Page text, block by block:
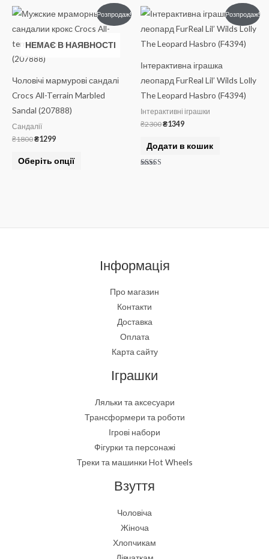
Розпродаж!
НЕМАЄ В НАЯВНОСТІ
Чоловічі мармурові сандалі
Crocs All-Terrain Marbled
Sandal (207888)
Сандалії
₴1800
ціна:
₴1800.
₴1299
ціна:
₴1299.
Оберіть опції
Цей
товар
має
Параметри
Розпродаж!
Інтерактивна іграшка
леопард FurReal Lil’ Wilds Lolly
The Leopard Hasbro (F4394)
Інтерактивні іграшки
₴2300
Оригінальна
ціна:
₴2300.
₴1349
Поточна
ціна:
₴1349.
Додати в кошик
Інформація
Про магазин
Контакти
Доставка
Оплата
Карта сайту
Іграшки
Ляльки та аксесуари
Трансформери та роботи
Ігрові набори
Фігурки та персонажі
Треки та машинки Hot Wheels
Взуття
Чоловіча
Жіноча
Хлопчикам